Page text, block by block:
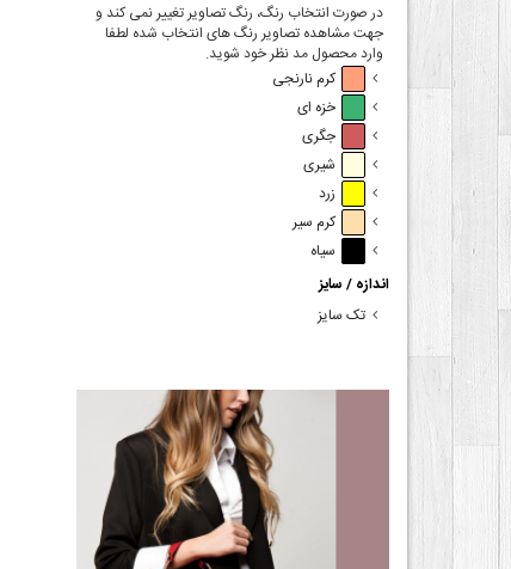
در صورت انتخاب رنگ، رنگ تصاویر تغییر نمی کند و
جهت مشاهده تصاویر رنگ های انتخاب شده لطفا
وارد محصول مد نظر خود شوید.
کرم نارنجی
خزه ای
جگری
شیری
زرد
کرم سیر
سیاه
اندازه / سایز
تک سایز